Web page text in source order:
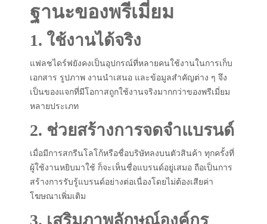
ฐานะของพรีเมี่ยม
1. ใช้งานได้จริง
แฟลชไดร์ฟยังคงเป็นอุปกรณ์ที่หลายคนใช้งานในการเก็บ
เอกสาร รูปภาพ งานนำเสนอ และข้อมูลสำคัญต่าง ๆ จึง
เป็นของแจกที่มีโอกาสถูกใช้งานจริงมากกว่าของพรีเมี่ยม
หลายประเภท
2. ช่วยสร้างการจดจำแบรนด์
เมื่อมีการสกรีนโลโก้หรือชื่อบริษัทลงบนตัวสินค้า ทุกครั้งที่
ผู้ใช้งานหยิบมาใช้ ก็จะเห็นชื่อแบรนด์อยู่เสมอ ถือเป็นการ
สร้างการรับรู้แบรนด์อย่างต่อเนื่องโดยไม่ต้องเสียค่า
โฆษณาเพิ่มเติม
3. เสริมภาพลักษณ์องค์กร